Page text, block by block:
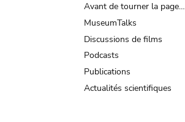
Avant de tourner la page…
MuseumTalks
Discussions de films
Podcasts
Publications
Actualités scientifiques